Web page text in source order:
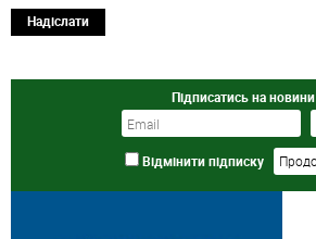
Надіслати
Підписатись на новини
Відмінити підписку